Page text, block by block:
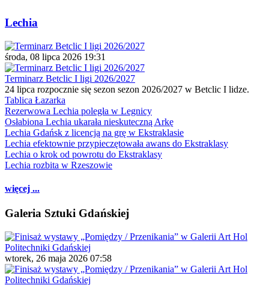
Lechia
środa, 08 lipca 2026 19:31
Terminarz Betclic I ligi 2026/2027
24 lipca rozpocznie się sezon sezon 2026/2027 w Betclic I lidze.
Tablica Łazarka
Rezerwowa Lechia poległa w Legnicy
Osłabiona Lechia ukarała nieskuteczną Arkę
Lechia Gdańsk z licencją na grę w Ekstraklasie
Lechia efektownie przypieczętowała awans do Ekstraklasy
Lechia o krok od powrotu do Ekstraklasy
Lechia rozbita w Rzeszowie
więcej ...
Galeria Sztuki Gdańskiej
wtorek, 26 maja 2026 07:58